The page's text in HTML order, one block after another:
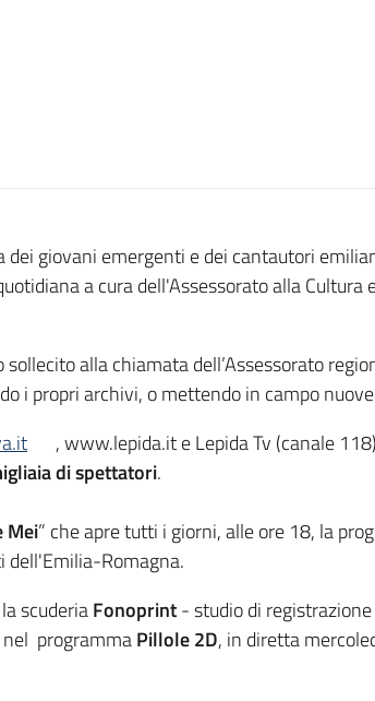
dei giovani emergenti e dei cantautori
a cura dell'Assessorato alla
alla chiamata dell’Assessorato
i propri archivi, o mettendo in campo
, www.lepida.it e Lepida Tv (canale
di spettatori.
Mei” che apre tutti i giorni, alle ore 18, la
dell'Emilia-Romagna.
scuderiaFonoprint- studio di
nel programmaPillole 2D, in diretta